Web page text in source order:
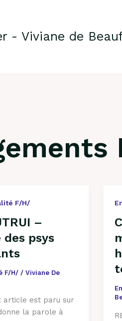
- Viviane de
F/H/
–
des psys
F/H// Viviane De
article est paru sur
la parole à
et